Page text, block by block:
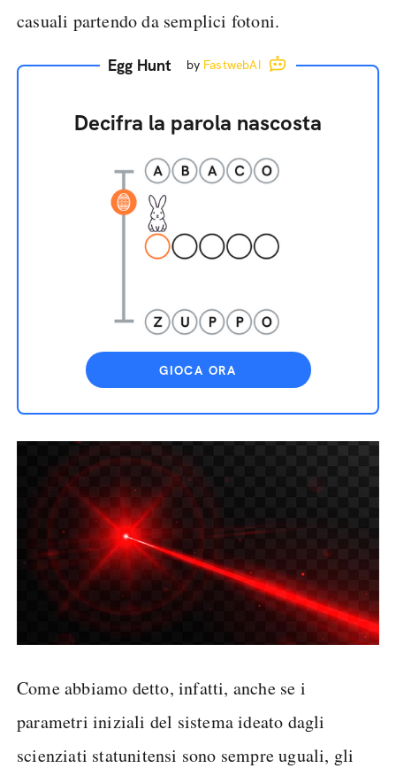
casuali partendo da semplici fotoni.
Egg Hunt by FastwebAI
Decifra la parola nascosta
GIOCA ORA
Come abbiamo detto, infatti, anche se i
parametri iniziali del sistema ideato dagli
scienziati statunitensi sono sempre uguali, gli